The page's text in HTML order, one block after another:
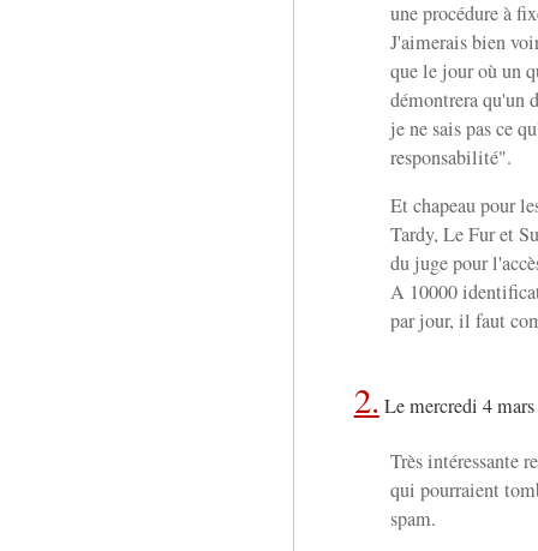
une procédure à
J'aimerais bien
que le jour où un
démontrera qu'un
je ne sais pas ce
responsabilité".
Et chapeau pour
Tardy, Le Fur et
du juge pour
A 10000
par jour, il faut
2. Le mercredi 4
Très intéressante
qui pourraient
spam.